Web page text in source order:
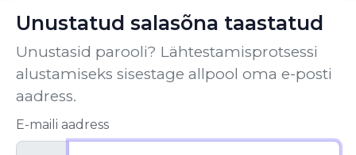
Unustatud salasõna taastatud
Unustasid parooli? Lähtestamisprotsessi
alustamiseks sisestage allpool oma e-posti
aadress.
E-maili aadress